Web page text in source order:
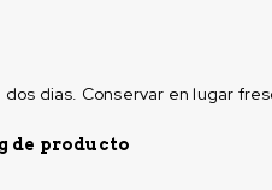
dias. Conservar en lugar
de producto